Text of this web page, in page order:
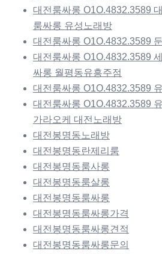
대전룸싸롱 O1O.4832.3589
룸싸롱 유성노래방
대전룸싸롱 O1O.4832.3589
대전룸싸롱 O1O.4832.3589
싸롱 월평동유흥주점
대전룸싸롱 O1O.4832.3589
대전룸싸롱 O1O.4832.3589
가라오케 대전노래방
대전봉명동노래방
대전봉명동란제리룸
대전봉명동룸사롱
대전봉명동룸살롱
대전봉명동룸싸롱
대전봉명동룸싸롱가격
대전봉명동룸싸롱견적
대전봉명동룸싸롱문의